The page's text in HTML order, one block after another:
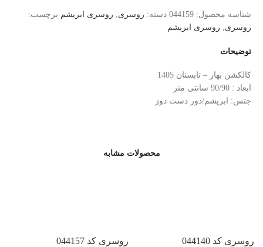
شناسه محصول: 044159 دسته: روسری روسری ابریشم برچسب:
روسری
روسری ابریشم
توضیحات
کالکشن بهار – تابستان 1405
ابعاد : 90/90 سانتی متر
جنس: ابریشم/دور دست دوز
محصولات مشابه
روسری کد 044140 روسری کد 044157